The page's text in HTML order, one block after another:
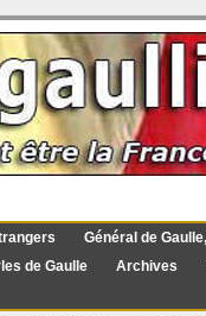
Général de
de Gaulle Archives